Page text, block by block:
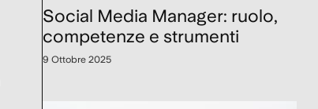
Social Media Manager: ruolo,
competenze e strumenti
9 Ottobre 2025